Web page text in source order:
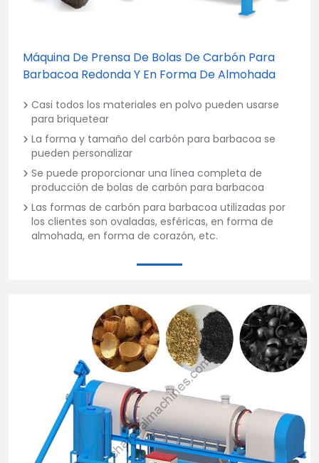
Máquina De Prensa De Bolas De Carbón Para
Barbacoa Redonda Y En Forma De Almohada
Casi todos los materiales en polvo pueden usarse
para briquetear
La forma y tamaño del carbón para barbacoa se
pueden personalizar
Se puede proporcionar una línea completa de
producción de bolas de carbón para barbacoa
Las formas de carbón para barbacoa utilizadas por
los clientes son ovaladas, esféricas, en forma de
almohada, en forma de corazón, etc.